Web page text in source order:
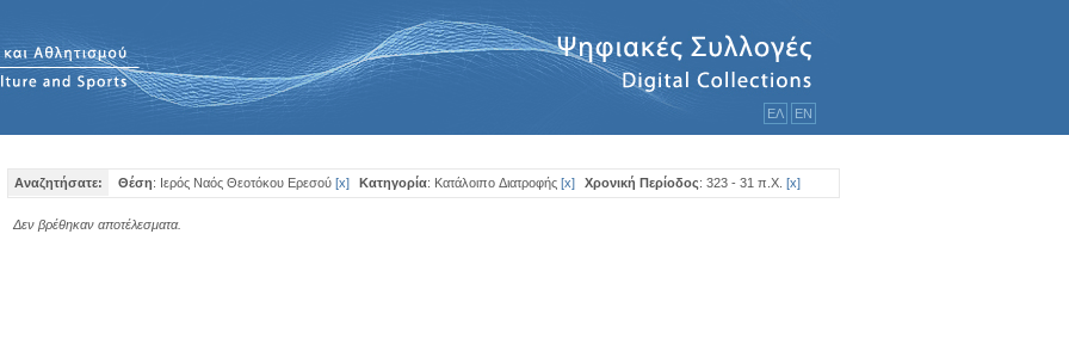
ΕΛ ΕΝ
Αναζητήσατε: Θέση: Ιερός Ναός Θεοτόκου Ερεσού [x] Κατηγορία: Κατάλοιπo Διατροφής [x] Χρονική Περίοδος: 323 - 31 π.Χ. [x]
Δεν βρέθηκαν αποτέλεσματα.